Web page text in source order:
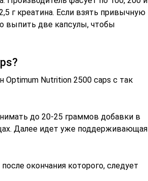
г креатина. Если взять привычную
выпить две капсулы, чтобы
Nutrition 2500 caps с так
до 20-25 граммов добавки в
Далее идет уже поддерживающая
окончания которого, следует